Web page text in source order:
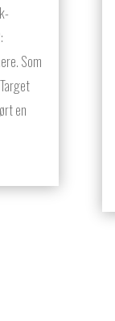
Som
en